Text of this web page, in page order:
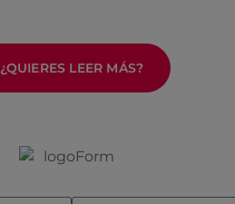
¿QUIERES LEER MÁS?